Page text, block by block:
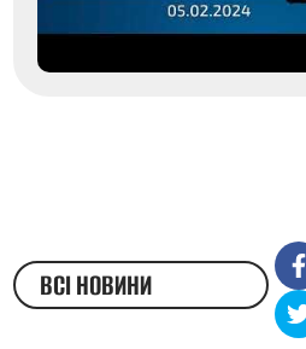
ВСІ НОВИНИ